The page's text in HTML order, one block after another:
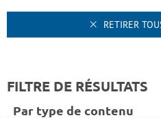
RETIRER
FILTRE DE RÉSULTATS
Par type de contenu